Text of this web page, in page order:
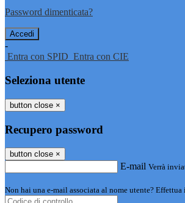
Password dimenticata?
-
Entra con SPID Entra con CIE
Seleziona utente
button close ×
Recupero password
button close ×
E-mail Verrà
Non hai una e-mail associata al nome utente?